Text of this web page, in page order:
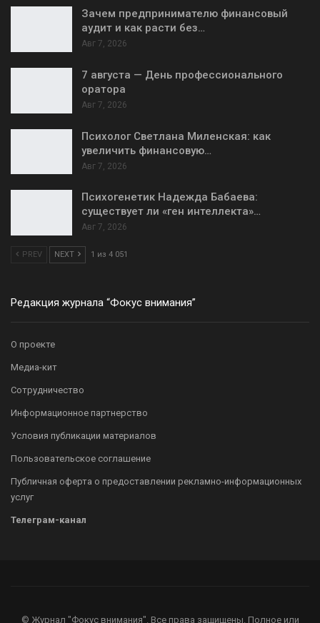
Зачем предпринимателю финансовый
аудит и как расти без…
Авг 7, 2026
7 августа — День профессионального
оратора
Авг 7, 2026
Психолог Светлана Миленская: как
увеличить финансовую…
Авг 7, 2026
Психогенетик Надежда Бабаева:
существует ли «ген интеллекта»…
Авг 7, 2026
PREV NEXT 1 из 4 051
Редакция журнала “Фокус внимания”
О проекте
Медиа-кит
Сотрудничество
Информационное партнерство
Условия публикации материалов
Пользовательское соглашение
Публичная оферта о предоставлении рекламно-информационных
услуг
Телеграм-канал
© Журнал "Фокус внимания". Все права защищены. Полное или